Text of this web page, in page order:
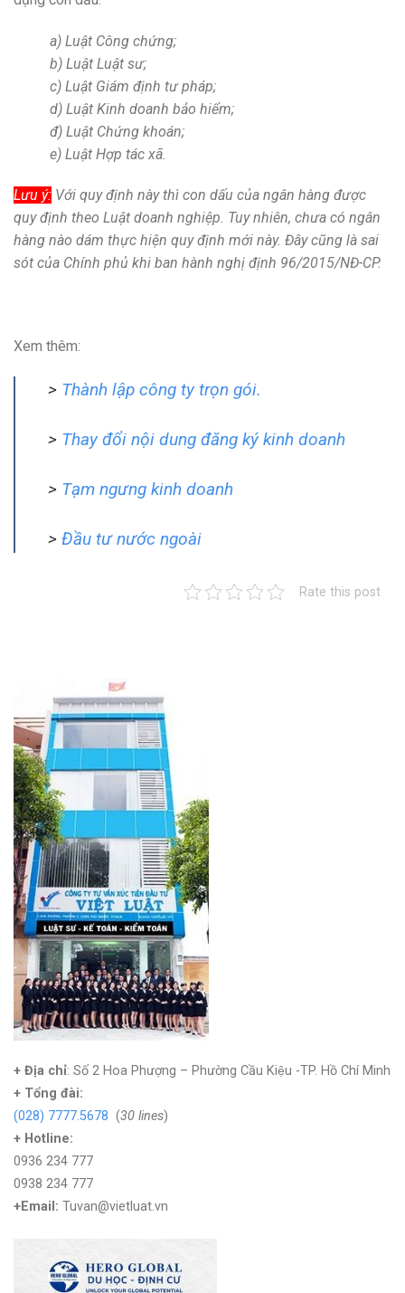
a) Luật Công chứng;
b) Luật Luật sư;
c) Luật Giám định tư pháp;
d) Luật Kinh doanh bảo hiểm;
đ) Luật Chứng khoán;
e) Luật Hợp tác xã.
Lưu ý: Với quy định này thì con dấu của ngân hàng được
quy định theo Luật doanh nghiệp. Tuy nhiên, chưa có ngân
hàng nào dám thực hiện quy định mới này. Đây cũng là sai
sót của Chính phủ khi ban hành nghị định 96/2015/NĐ-CP.
Xem thêm:
> Thành lập công ty trọn gói.
> Thay đổi nội dung đăng ký kinh doanh
> Tạm ngưng kinh doanh
> Đầu tư nước ngoài
Rate this post
+ Địa chỉ: Số 2 Hoa Phượng – Phường Cầu Kiệu -TP. Hồ Chí Minh
+ Tổng đài:
(028) 7777.5678 (30 lines)
+ Hotline:
0936 234 777
0938 234 777
+Email: Tuvan@vietluat.vn